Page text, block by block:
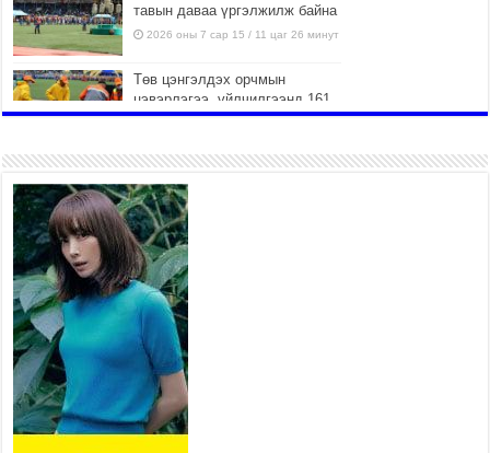
тавын даваа үргэлжилж байна
2026 оны 7 сар 15 / 11 цаг 26 минут
Төв цэнгэлдэх орчмын
цэвэрлэгээ, үйлчилгээнд 161
ажилтан, 27 техниктэй
2026 оны 7 сар 15 / 11 цаг 22 минут
Наадмын амралтын өдрүүдэд нийслэлийн эрүүл
мэндийн байгууллагууд дараах хуваарийн дагуу
ажиллана
2026 оны 7 сар 15 / 11 цаг 18 минут
Үндэсний их баяр наадам эхэллээ
2026 оны 7 сар 15 / 11 цаг 14 минут
Үер усны аюулаас сэргийлж, нийслэлийн Онцгой
байдлын газрын 162 алба хаагч үүрэг гүйцэтгэж
байна
2026 оны 7 сар 15 / 11 цаг 07 минут